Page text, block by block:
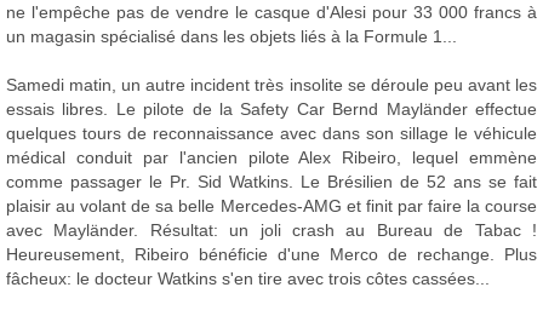
ne l'empêche pas de vendre le casque d'Alesi pour 33 000 francs à
un magasin spécialisé dans les objets liés à la Formule 1...
Samedi matin, un autre incident très insolite se déroule peu avant les
essais libres. Le pilote de la Safety Car Bernd Mayländer effectue
quelques tours de reconnaissance avec dans son sillage le véhicule
médical conduit par l'ancien pilote Alex Ribeiro, lequel emmène
comme passager le Pr. Sid Watkins. Le Brésilien de 52 ans se fait
plaisir au volant de sa belle Mercedes-AMG et finit par faire la course
avec Mayländer. Résultat: un joli crash au Bureau de Tabac !
Heureusement, Ribeiro bénéficie d'une Merco de rechange. Plus
fâcheux: le docteur Watkins s'en tire avec trois côtes cassées...